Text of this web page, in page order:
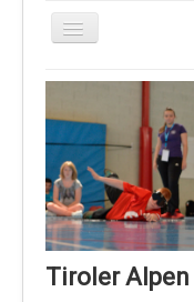
Navigation
Home
Über uns
Torball
Schießen
Schi Alpin
Schi Nordisch
Tiroler Alpen